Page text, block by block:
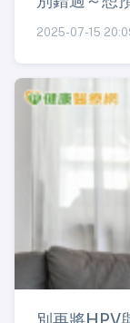
2025-07-15